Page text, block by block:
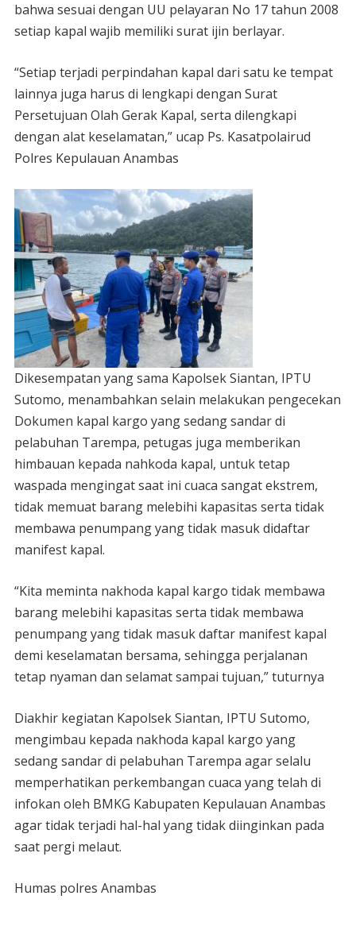
bahwa sesuai dengan UU pelayaran No 17 tahun 2008
setiap kapal wajib memiliki surat ijin berlayar.
“Setiap terjadi perpindahan kapal dari satu ke tempat
lainnya juga harus di lengkapi dengan Surat
Persetujuan Olah Gerak Kapal, serta dilengkapi
dengan alat keselamatan,” ucap Ps. Kasatpolairud
Polres Kepulauan Anambas
Dikesempatan yang sama Kapolsek Siantan, IPTU
Sutomo, menambahkan selain melakukan pengecekan
Dokumen kapal kargo yang sedang sandar di
pelabuhan Tarempa, petugas juga memberikan
himbauan kepada nahkoda kapal, untuk tetap
waspada mengingat saat ini cuaca sangat ekstrem,
tidak memuat barang melebihi kapasitas serta tidak
membawa penumpang yang tidak masuk didaftar
manifest kapal.
“Kita meminta nakhoda kapal kargo tidak membawa
barang melebihi kapasitas serta tidak membawa
penumpang yang tidak masuk daftar manifest kapal
demi keselamatan bersama, sehingga perjalanan
tetap nyaman dan selamat sampai tujuan,” tuturnya
Diakhir kegiatan Kapolsek Siantan, IPTU Sutomo,
mengimbau kepada nakhoda kapal kargo yang
sedang sandar di pelabuhan Tarempa agar selalu
memperhatikan perkembangan cuaca yang telah di
infokan oleh BMKG Kabupaten Kepulauan Anambas
agar tidak terjadi hal-hal yang tidak diinginkan pada
saat pergi melaut.
Humas polres Anambas